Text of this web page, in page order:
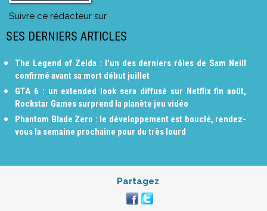
Suivre ce rédacteur sur
SES DERNIERS ARTICLES
The Legend of Zelda : l'un des derniers rôles de Sam Neill
confirmé avant sa mort début juillet
GTA 6 : un extended look sera diffusé sur Netflix fin août,
Rockstar Games surprend la planète jeu vidéo
Phantom Blade Zero : le développement est bouclé, rendez-
vous la semaine prochaine pour du très lourd
Partagez